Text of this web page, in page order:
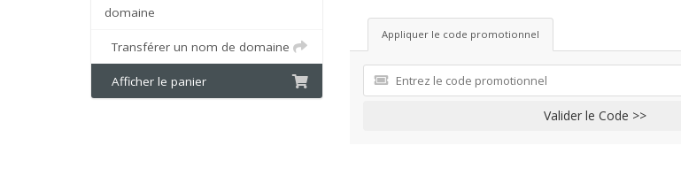
domaine
Transférer un nom de domaine
Afficher le panier
Appliquer le code promotionnel
Valider le Code >>